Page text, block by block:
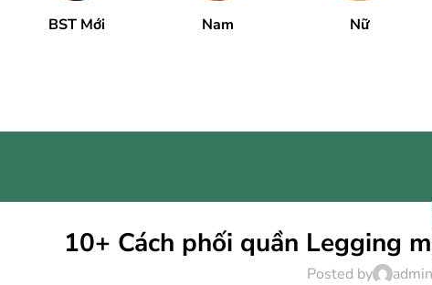
BST Mới Nam Nữ
10+ Cách phối quần Legging
Posted by